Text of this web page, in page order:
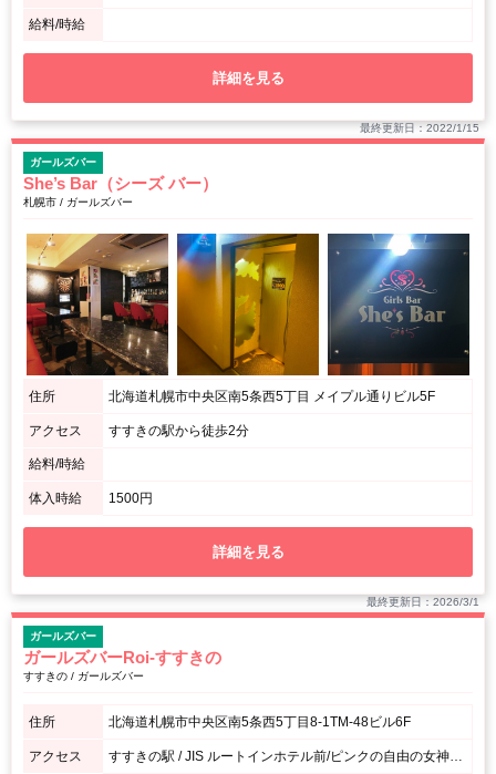
給料/時給
詳細を見る
最終更新日：2022/1/15
ガールズバー
She’s Bar（シーズ バー）
札幌市 / ガールズバー
住所 北海道札幌市中央区南5条西5丁目 メイプル通りビル5F
アクセス すすきの駅から徒歩2分
給料/時給
体入時給 1500円
詳細を見る
最終更新日：2026/3/1
ガールズバー
ガールズバーRoi-すすきの
すすきの / ガールズバー
住所 北海道札幌市中央区南5条西5丁目8-1TM-48ビル6F
アクセス すすきの駅 / JIS ルートインホテル前/ピンクの自由の女神の通り、マイキーの隣のビル